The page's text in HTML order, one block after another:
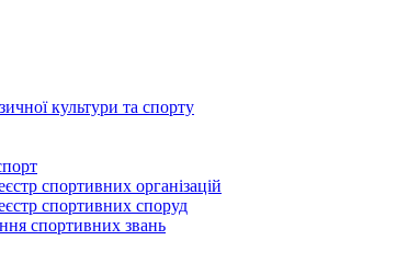
культури та спорту
спортивних організацій
спортивних споруд
спортивних звань